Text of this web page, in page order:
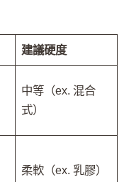
建議硬度
中等（ex. 混合
式）
柔軟（ex. 乳膠）